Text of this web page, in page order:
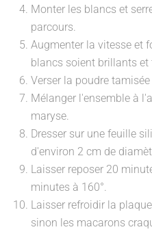
Monter les blancs et
parcours.
Augmenter la vitesse et
blancs soient brillants et
Verser la poudre
Mélanger l'ensemble à
maryse.
Dresser sur une feuille
d'environ 2 cm de
Laisser reposer 20
minutes à 160°.
Laisser refroidir la
sinon les macarons